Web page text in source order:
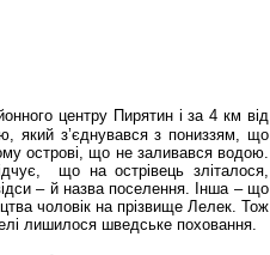
центру Пирятин і за 4 км від
який з’єднувався з пониззям, що
острові, що не заливався водою.
що на острівець зліталося,
– й назва поселення. Інша – що
чоловік на прізвище Лелек. Тож
лишилося шведське поховання.